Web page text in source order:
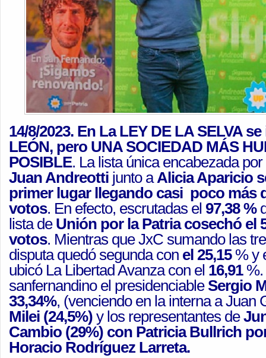
14/8/2023. En La LEY DE LA SELVA
LEÓN, pero UNA SOCIEDAD MÁS
POSIBLE. La lista única encabezada
Juan Andreotti junto aAlicia Aparicio
primer lugar llegando casi poco más
votos. En efecto, escrutadas el 97,38 %
lista de Unión por la Patria cosechó el
votos. Mientras que JxC sumando las
disputa quedó segunda con el 25,15% y
ubicó La Libertad Avanza con el 16,91%.
sanfernandino el presidenciable Sergio
33,34%, (venciendo en la interna a Juan
Milei (24,5%) y los representantes de
Cambio (29%) con Patricia Bullrich
Horacio Rodríguez Larreta.